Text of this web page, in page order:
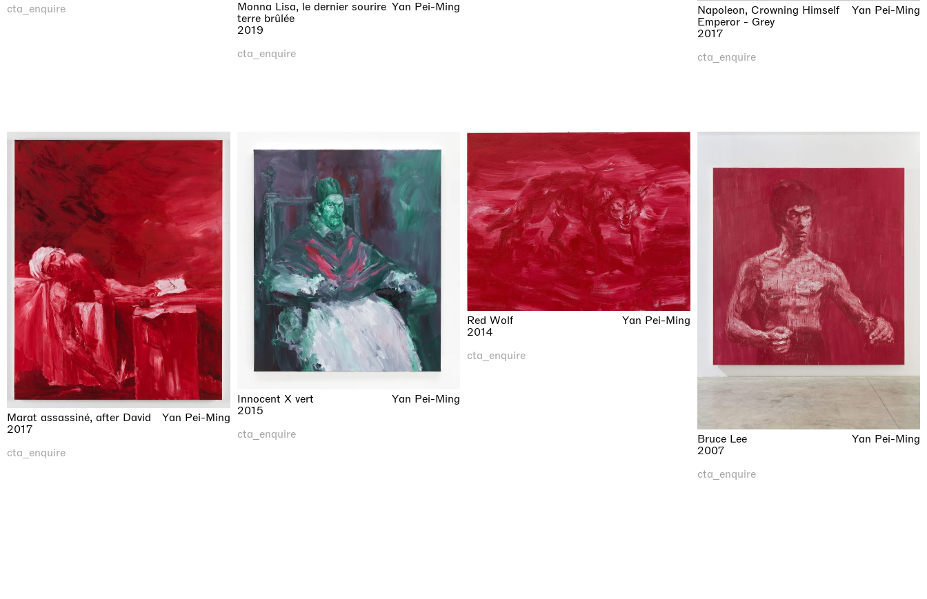
cta_enquire
Monna Lisa, le dernier sourire
terre brûlée
2019
Yan Pei-Ming
cta_enquire
Napoleon, Crowning Himself
Emperor - Grey
2017
Yan Pei-Ming
cta_enquire
Marat assassiné, after David
2017
Yan Pei-Ming
cta_enquire
Innocent X vert
2015
Yan Pei-Ming
cta_enquire
Red Wolf
2014
Yan Pei-Ming
cta_enquire
Bruce Lee
2007
Yan Pei-Ming
cta_enquire